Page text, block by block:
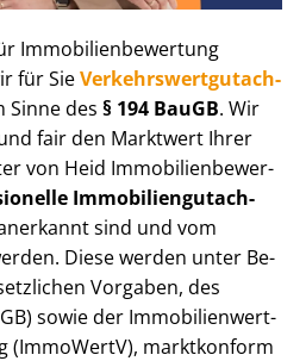
Im­mo­bi­li­en­be­wer­tung
für SieVer­kehrs­wert­gut­ach­
Sinne des § 194 BauGB. Wir
fair den Marktwert Ihrer
von Heid Im­mo­bi­li­en­be­wer­
Im­mo­bi­li­en­gut­ach­
sind und vom
Diese werden unter Be­
Vorgaben, des
sowie der Im­mo­bi­li­en­wert­
(ImmoWertV), marktkonform